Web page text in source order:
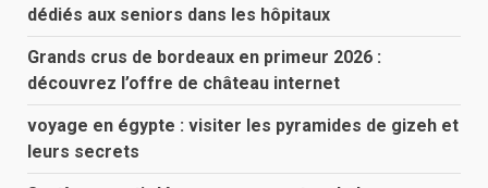
dédiés aux seniors dans les hôpitaux
Grands crus de bordeaux en primeur 2026 :
découvrez l’offre de château internet
voyage en égypte : visiter les pyramides de gizeh et
leurs secrets